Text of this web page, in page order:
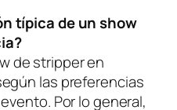
típica de un show
de stripper en
las preferencias​
Por lo ⁤general,